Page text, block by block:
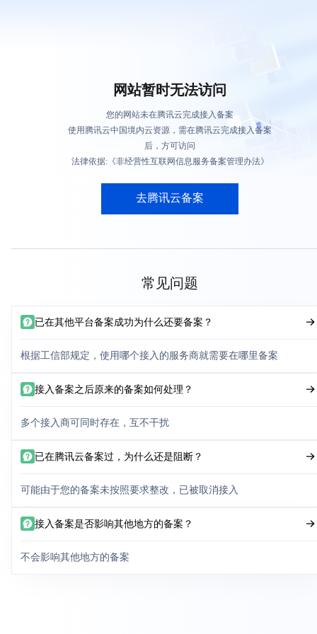
网站暂时无法访问
您的网站未在腾讯云完成接入备案
使用腾讯云中国境内云资源，需在腾讯云完成接入备案
后，方可访问
法律依据:《非经营性互联网信息服务备案管理办法》
去腾讯云备案
常见问题
已在其他平台备案成功为什么还要备案？
根据工信部规定，使用哪个接入的服务商就需要在哪里备案
接入备案之后原来的备案如何处理？
多个接入商可同时存在，互不干扰
已在腾讯云备案过，为什么还是阻断？
可能由于您的备案未按照要求整改，已被取消接入
接入备案是否影响其他地方的备案？
不会影响其他地方的备案